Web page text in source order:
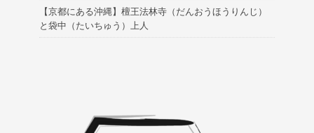
【京都にある沖縄】檀王法林寺（だんおうほうりんじ）
と袋中（たいちゅう）上人